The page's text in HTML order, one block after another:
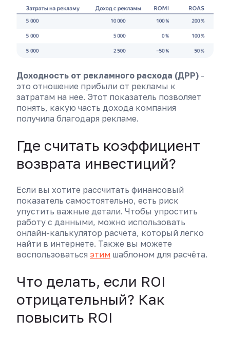
Доходность от рекламного расхода (ДРР) -
это отношение прибыли от рекламы к
затратам на нее. Этот показатель позволяет
понять, какую часть дохода компания
получила благодаря рекламе.
Где считать коэффициент
возврата инвестиций?
Если вы хотите рассчитать финансовый
показатель самостоятельно, есть риск
упустить важные детали. Чтобы упростить
работу с данными, можно использовать
онлайн-калькулятор расчета, который легко
найти в интернете. Также вы можете
воспользоваться этим шаблоном для расчёта.
Что делать, если ROI
отрицательный? Как
повысить ROI